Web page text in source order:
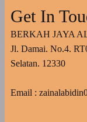
Get In
BERKAH JAYA
Jl. Damai. No.4.
Selatan. 12330
Email :